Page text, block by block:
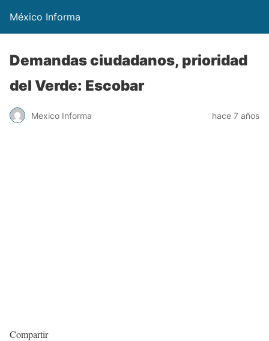
México Informa
Demandas ciudadanos, prioridad
del Verde: Escobar
Mexico Informa hace 7 años
Compartir